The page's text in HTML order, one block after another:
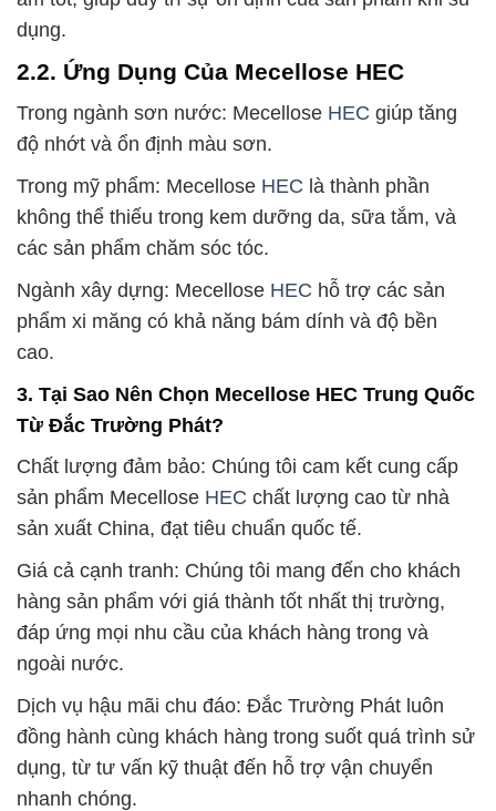
dụng.
2.2. Ứng Dụng Của Mecellose HEC
Trong ngành sơn nước: Mecellose HEC giúp tăng
độ nhớt và ổn định màu sơn.
Trong mỹ phẩm: Mecellose HEC là thành phần
không thể thiếu trong kem dưỡng da, sữa tắm, và
các sản phẩm chăm sóc tóc.
Ngành xây dựng: Mecellose HEC hỗ trợ các sản
phẩm xi măng có khả năng bám dính và độ bền
cao.
3. Tại Sao Nên Chọn Mecellose HEC Trung Quốc
Từ Đắc Trường Phát?
Chất lượng đảm bảo: Chúng tôi cam kết cung cấp
sản phẩm Mecellose HEC chất lượng cao từ nhà
sản xuất China, đạt tiêu chuẩn quốc tế.
Giá cả cạnh tranh: Chúng tôi mang đến cho khách
hàng sản phẩm với giá thành tốt nhất thị trường,
đáp ứng mọi nhu cầu của khách hàng trong và
ngoài nước.
Dịch vụ hậu mãi chu đáo: Đắc Trường Phát luôn
đồng hành cùng khách hàng trong suốt quá trình sử
dụng, từ tư vấn kỹ thuật đến hỗ trợ vận chuyển
nhanh chóng.